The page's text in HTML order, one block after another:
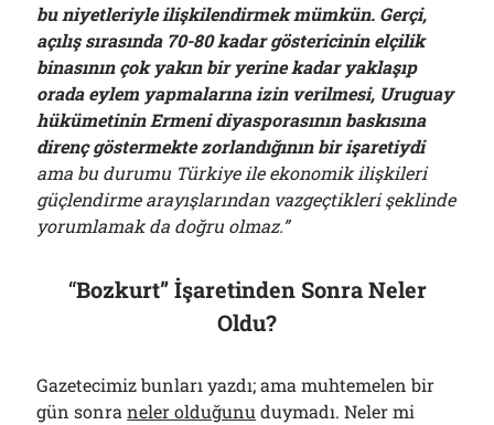
bu niyetleriyle ilişkilendirmek mümkün. Gerçi,
açılış sırasında 70-80 kadar göstericinin elçilik
binasının çok yakın bir yerine kadar yaklaşıp
orada eylem yapmalarına izin verilmesi, Uruguay
hükümetinin Ermeni diyasporasının baskısına
direnç göstermekte zorlandığının bir işaretiydi
ama bu durumu Türkiye ile ekonomik ilişkileri
güçlendirme arayışlarından vazgeçtikleri şeklinde
yorumlamak da doğru olmaz.”
“Bozkurt” İşaretinden Sonra Neler
Oldu?
Gazetecimiz bunları yazdı; ama muhtemelen bir
gün sonraneler olduğunu duymadı. Neler mi